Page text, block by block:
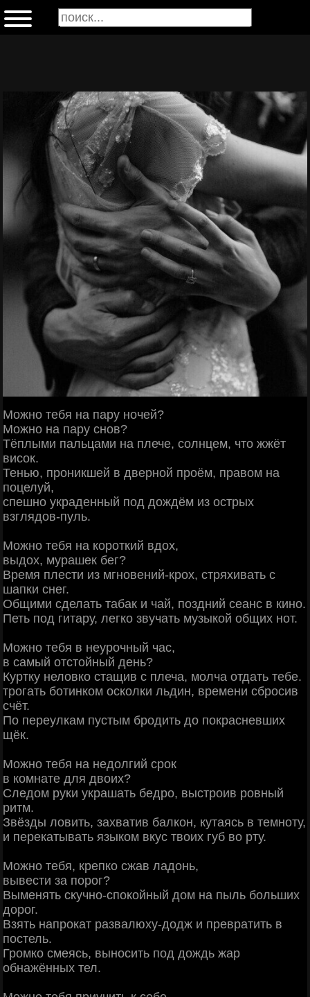
Можно тебя на пару ночей?
Можно на пару снов?
Тёплыми пальцами на плече, солнцем, что жжёт
висок.
Тенью, проникшей в дверной проём, правом на
поцелуй,
спешно украденный под дождём из острых
взглядов-пуль.
Можно тебя на короткий вдох,
выдох, мурашек бег?
Время плести из мгновений-крох, стряхивать с
шапки снег.
Общими сделать табак и чай, поздний сеанс в кино.
Петь под гитару, легко звучать музыкой общих нот.
Можно тебя в неурочный час,
в самый отстойный день?
Куртку неловко стащив с плеча, молча отдать тебе.
трогать ботинком осколки льдин, времени сбросив
счёт.
По переулкам пустым бродить до покрасневших
щёк.
Можно тебя на недолгий срок
в комнате для двоих?
Следом руки украшать бедро, выстроив ровный
ритм.
Звёзды ловить, захватив балкон, кутаясь в темноту,
и перекатывать языком вкус твоих губ во рту.
Можно тебя, крепко сжав ладонь,
вывести за порог?
Выменять скучно-спокойный дом на пыль больших
дорог.
Взять напрокат развалюху-додж и превратить в
постель.
Громко смеясь, выносить под дождь жар
обнажённых тел.